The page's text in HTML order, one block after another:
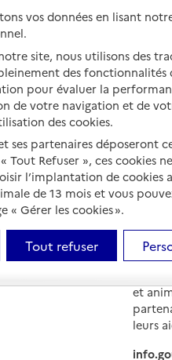
en accueil familial
solutions de logement
Fin
Portail
et de
et
leurs
vos données en lisant
site, nous utilisons des
des
pour évaluer la
de votre navigation et de
des cookies.
ses partenaires déposeront
Refuser », ces cookies
l’implantation de cookies
de 13 mois et vous
Gérer les cookies ».
Tout refuser